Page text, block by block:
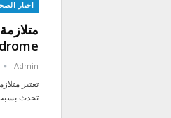
اخبار
Admin
تعتبر
تحدث